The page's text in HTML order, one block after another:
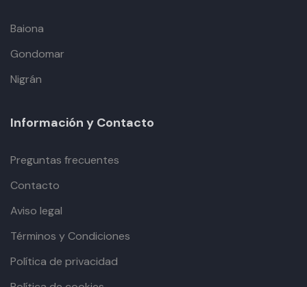
Baiona
Gondomar
Nigrán
Información y Contacto
Preguntas frecuentes
Contacto
Aviso legal
Términos y Condiciones
Política de privacidad